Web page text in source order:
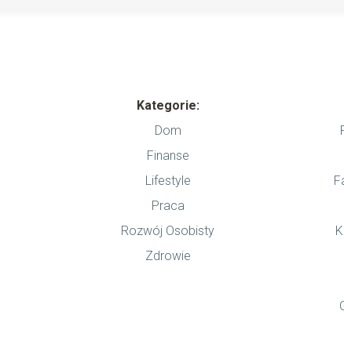
Kategorie:
Dom
Finanse
Lifestyle
Praca
Rozwój Osobisty
Zdrowie